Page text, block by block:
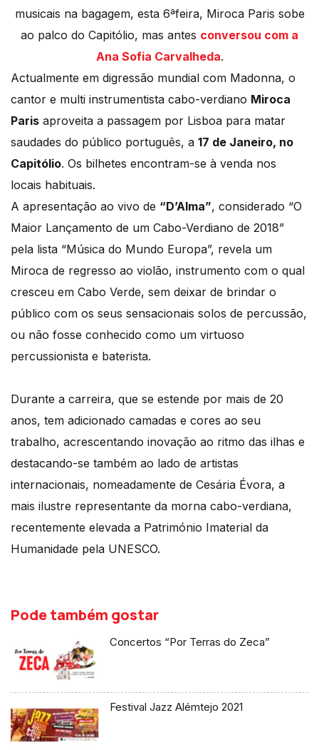
musicais na bagagem, esta 6ªfeira, Miroca Paris sobe
ao palco do Capitólio, mas antes conversou com a
Ana Sofia Carvalheda.
Actualmente em digressão mundial com Madonna, o
cantor e multi instrumentista cabo-verdiano Miroca
Paris aproveita a passagem por Lisboa para matar
saudades do público português, a 17 de Janeiro, no
Capitólio. Os bilhetes encontram-se à venda nos
locais habituais.
A apresentação ao vivo de “D’Alma”, considerado “O
Maior Lançamento de um Cabo-Verdiano de 2018”
pela lista “Música do Mundo Europa”, revela um
Miroca de regresso ao violão, instrumento com o qual
cresceu em Cabo Verde, sem deixar de brindar o
público com os seus sensacionais solos de percussão,
ou não fosse conhecido como um virtuoso
percussionista e baterista.
Durante a carreira, que se estende por mais de 20
anos, tem adicionado camadas e cores ao seu
trabalho, acrescentando inovação ao ritmo das ilhas e
destacando-se também ao lado de artistas
internacionais, nomeadamente de Cesária Évora, a
mais ilustre representante da morna cabo-verdiana,
recentemente elevada a Património Imaterial da
Humanidade pela UNESCO.
Pode também gostar
Concertos “Por Terras do Zeca”
Festival Jazz Alémtejo 2021